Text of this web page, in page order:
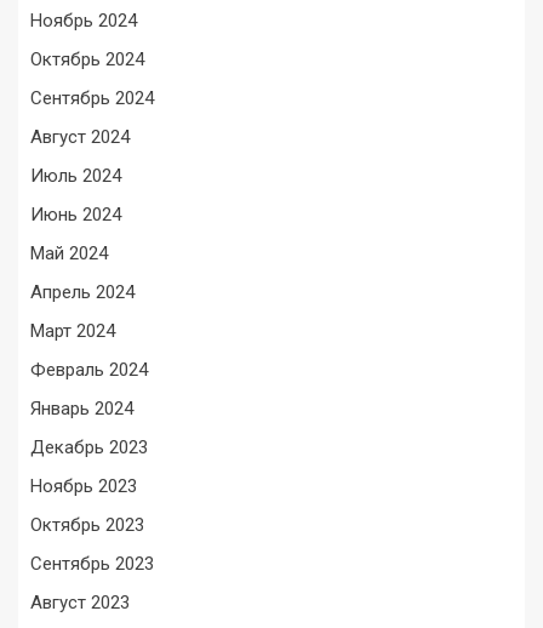
Ноябрь 2024
Октябрь 2024
Сентябрь 2024
Август 2024
Июль 2024
Июнь 2024
Май 2024
Апрель 2024
Март 2024
Февраль 2024
Январь 2024
Декабрь 2023
Ноябрь 2023
Октябрь 2023
Сентябрь 2023
Август 2023